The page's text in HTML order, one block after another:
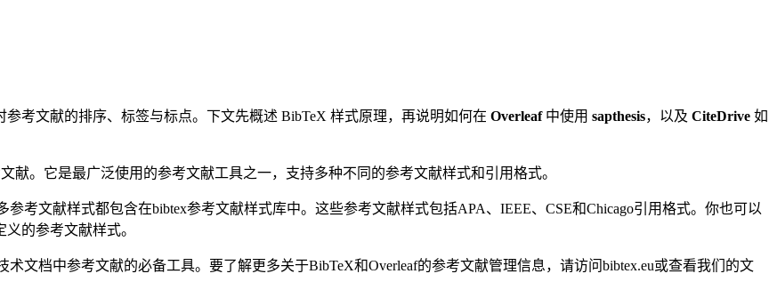
参考文献的排序、标签与标点。下文先概述 BibTeX 样式原理，再说明如何在 Overleaf中使用 sapthesis，以及 CiteDrive 如
献。它是最广泛使用的参考文献工具之一，支持多种不同的参考文献样式和引用格式。
考文献样式都包含在bibtex参考文献样式库中。这些参考文献样式包括APA、IEEE、CSE和Chicago引用格式。你也可以
的参考文献样式。
文档中参考文献的必备工具。要了解更多关于BibTeX和Overleaf的参考文献管理信息，请访问bibtex.eu或查看我们的文